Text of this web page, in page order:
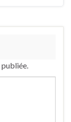
publiée.